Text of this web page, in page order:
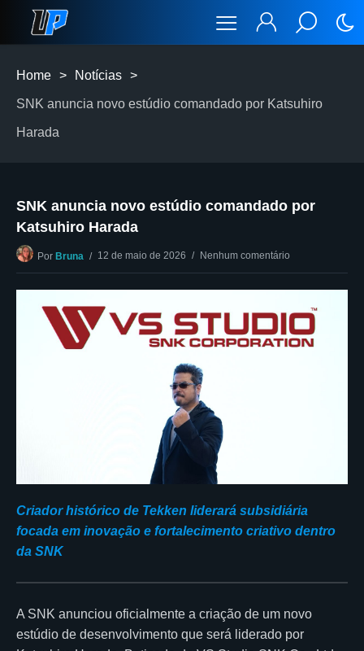
Home > Notícias >
SNK anuncia novo estúdio comandado por Katsuhiro
Harada
SNK anuncia novo estúdio comandado por
Katsuhiro Harada
Por Bruna 12 de maio de 2026 Nenhum comentário
Criador histórico de Tekken liderará subsidiária
focada em inovação e fortalecimento criativo dentro
da SNK
A SNK anunciou oficialmente a criação de um novo
estúdio de desenvolvimento que será liderado por